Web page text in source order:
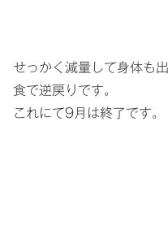
せっかく減量して身体も
食で逆戻りです。
これにて9月は終了です。